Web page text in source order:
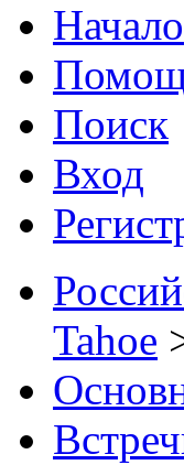
Начало
Поиск
Вход
Tahoe